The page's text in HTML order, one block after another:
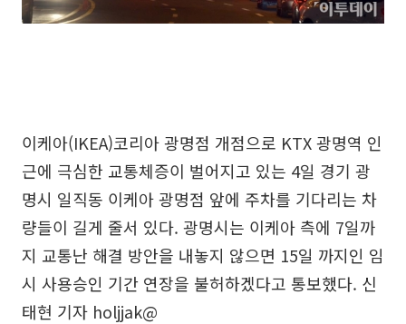
이케아(IKEA)코리아 광명점 개점으로 KTX 광명역 인
근에 극심한 교통체증이 벌어지고 있는 4일 경기 광
명시 일직동 이케아 광명점 앞에 주차를 기다리는 차
량들이 길게 줄서 있다. 광명시는 이케아 측에 7일까
지 교통난 해결 방안을 내놓지 않으면 15일 까지인 임
시 사용승인 기간 연장을 불허하겠다고 통보했다. 신
태현 기자 holjjak@